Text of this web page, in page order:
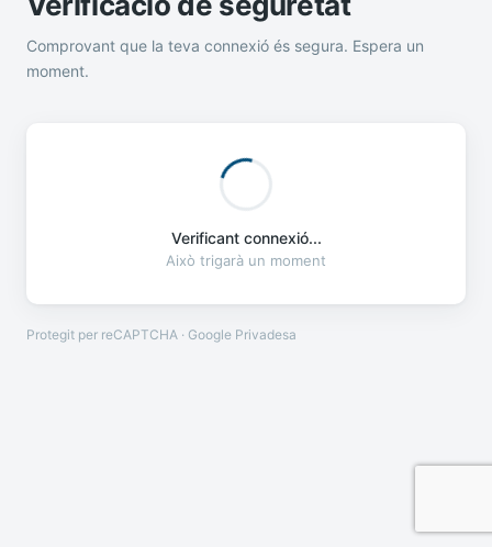
Comprovant que la teva connexió és segura. Espera un
moment.
Verificant connexió...
Això trigarà un moment
Protegit per reCAPTCHA · Google Privadesa